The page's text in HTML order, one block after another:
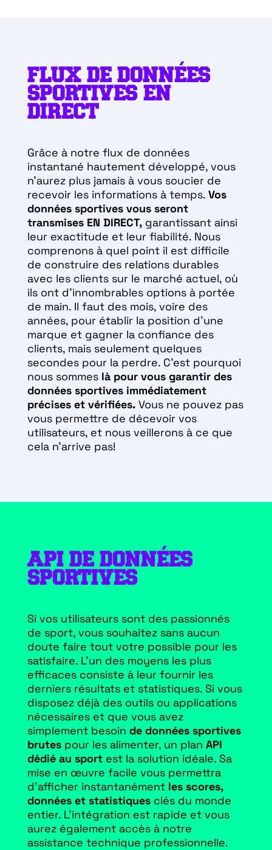
FLUX DE DONNÉES
SPORTIVES EN
DIRECT
Grâce à notre flux de données
instantané hautement développé, vous
n’aurez plus jamais à vous soucier de
recevoir les informations à temps. Vos
données sportives vous seront
transmises EN DIRECT,garantissant ainsi
leur exactitude et leur fiabilité. Nous
comprenons à quel point il est difficile
de construire des relations durables
avec les clients sur le marché actuel, où
ils ont d’innombrables options à portée
de main. Il faut des mois, voire des
années, pour établir la position d’une
marque et gagner la confiance des
clients, mais seulement quelques
secondes pour la perdre. C’est pourquoi
nous sommes là pour vous garantir des
données sportives immédiatement
précises et vérifiées.Vous ne pouvez pas
vous permettre de décevoir vos
utilisateurs, et nous veillerons à ce que
cela n’arrive pas!
API DE DONNÉES
SPORTIVES
Si vos utilisateurs sont des passionnés
de sport, vous souhaitez sans aucun
doute faire tout votre possible pour les
satisfaire. L’un des moyens les plus
efficaces consiste à leur fournir les
derniers résultats et statistiques. Si vous
disposez déjà des outils ou applications
nécessaires et que vous avez
simplement besoin de données sportives
brutes pour les alimenter, un plan API
dédié au sport est la solution idéale. Sa
mise en œuvre facile vous permettra
d’afficher instantanément les scores,
données et statistiquesclés du monde
entier. L’intégration est rapide et vous
aurez également accès à notre
assistance technique professionnelle.